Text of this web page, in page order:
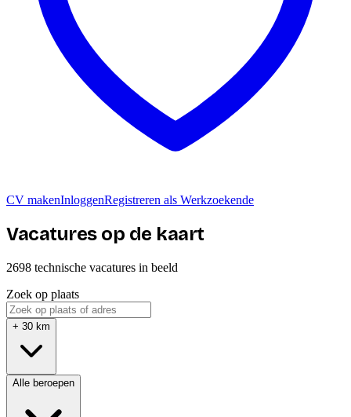
CV makenInloggenRegistreren als Werkzoekende
Vacatures op de kaart
2698 technische vacatures in beeld
Zoek op plaats
+ 30 km
Alle beroepen